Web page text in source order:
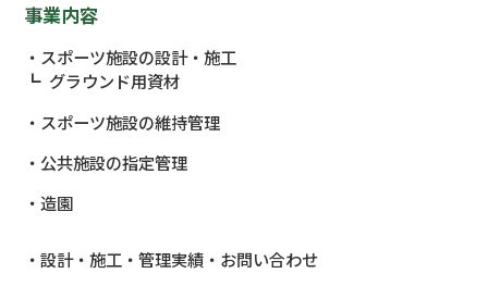
事業内容
スポーツ施設の設計・施工
グラウンド用資材
スポーツ施設の維持管理
公共施設の指定管理
造園
設計・施工・管理実績
お問い合わせ